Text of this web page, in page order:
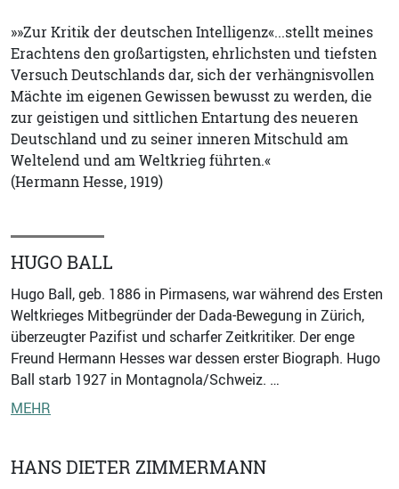
»»Zur Kritik der deutschen Intelligenz«...stellt meines
Erachtens den großartigsten, ehrlichsten und tiefsten
Versuch Deutschlands dar, sich der verhängnisvollen
Mächte im eigenen Gewissen bewusst zu werden, die
zur geistigen und sittlichen Entartung des neueren
Deutschland und zu seiner inneren Mitschuld am
Weltelend und am Weltkrieg führten.«
(Hermann Hesse, 1919)
HUGO BALL
Hugo Ball, geb. 1886 in Pirmasens, war während des Ersten
Weltkrieges Mitbegründer der Dada-Bewegung in Zürich,
überzeugter Pazifist und scharfer Zeitkritiker. Der enge
Freund Hermann Hesses war dessen erster Biograph. Hugo
Ball starb 1927 in Montagnola/Schweiz. …
MEHR
HANS DIETER ZIMMERMANN